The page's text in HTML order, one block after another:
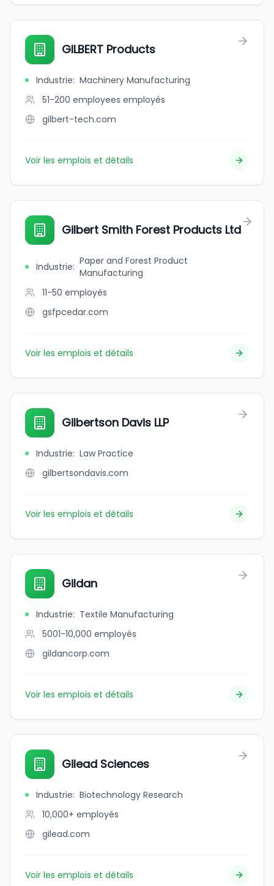
GILBERT Products
Industrie: Machinery Manufacturing
51-200 employees employés
gilbert-tech.com
Voir les emplois et détails
Gilbert Smith Forest Products Ltd
Industrie: Paper and Forest Product
Manufacturing
11-50 employés
gsfpcedar.com
Voir les emplois et détails
Gilbertson Davis LLP
Industrie: Law Practice
gilbertsondavis.com
Voir les emplois et détails
Gildan
Industrie: Textile Manufacturing
5001-10,000 employés
gildancorp.com
Voir les emplois et détails
Gilead Sciences
Industrie: Biotechnology Research
10,000+ employés
gilead.com
Voir les emplois et détails